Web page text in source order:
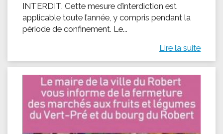
INTERDIT. Cette mesure d’interdiction est
applicable toute l’année, y compris pendant la
période de confinement. Le...
Lire la suite